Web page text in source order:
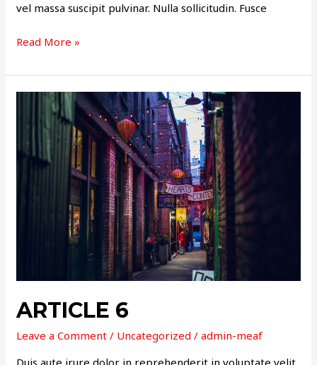
vel massa suscipit pulvinar. Nulla sollicitudin. Fusce
Read More »
ARTICLE 6
Leave a Comment / Uncategorized /admin-meaf
ARTICLE